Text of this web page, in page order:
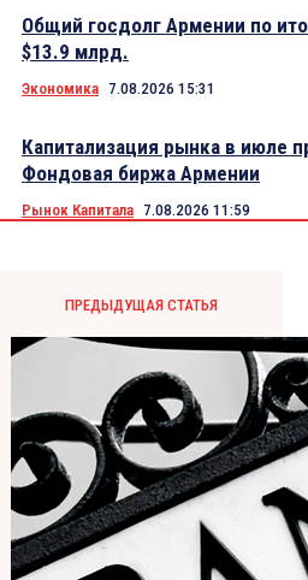
Общий госдолг Армении по
$13.9 млрд.
Экономика 7.08.2026 15:31
Капитализация рынка в июле
Фондовая биржа Армении
Рынок Капитала 7.08.2026 11:59
ПРЕДЫДУЩАЯ СТАТЬЯ